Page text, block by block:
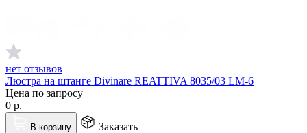
нет отзывов
Люстра на штанге Divinare REATTIVA 8035/03 LM-6
Цена по запросу
0 р.
В корзину
Заказать